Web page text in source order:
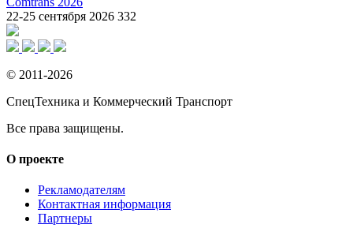
22-25 сентября 2026 332
© 2011-2026
СпецТехника и Коммерческий Транспорт
Все права защищены.
О проекте
Рекламодателям
Контактная информация
Партнеры